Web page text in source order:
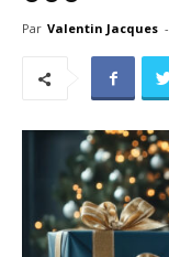
Par Valentin Jacques -